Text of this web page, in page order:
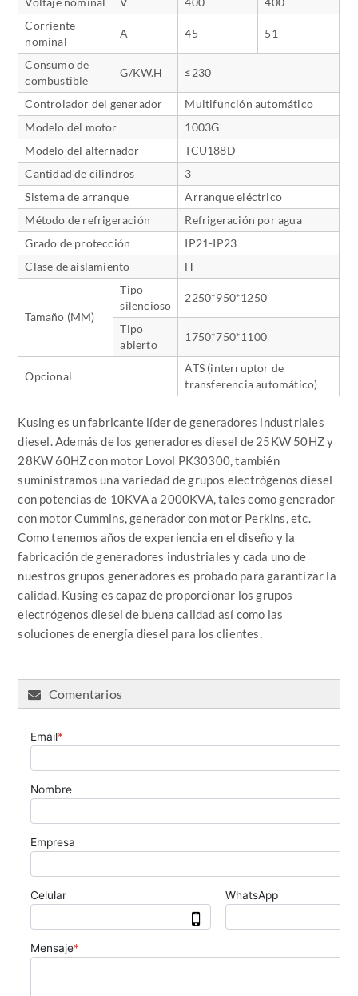
Corriente
nominal
A 45 51
Consumo de
combustible
G/KW.H ≤230
Controlador del generador
Multifunción automático
Modelo del motor
1003G
Modelo del alternador
TCU188D
Cantidad de cilindros
3
Sistema de arranque
Arranque eléctrico
Método de refrigeración
Refrigeración por agua
Grado de protección
IP21-IP23
Clase de aislamiento
H
Tamaño (MM)
Tipo
silencioso
2250*950*1250
Tipo
abierto
1750*750*1100
Opcional
ATS (interruptor de
transferencia automático)
Kusing es un fabricante líder de generadores industriales
diesel. Además de los generadores diesel de 25KW 50HZ y
28KW 60HZ con motor Lovol PK30300, también
suministramos una variedad de grupos electrógenos diesel
con potencias de 10KVA a 2000KVA, tales como generador
con motor Cummins, generador con motor Perkins, etc.
Como tenemos años de experiencia en el diseño y la
fabricación de generadores industriales y cada uno de
nuestros grupos generadores es probado para garantizar la
calidad, Kusing es capaz de proporcionar los grupos
electrógenos diesel de buena calidad así como las
soluciones de energía diesel para los clientes.
Comentarios